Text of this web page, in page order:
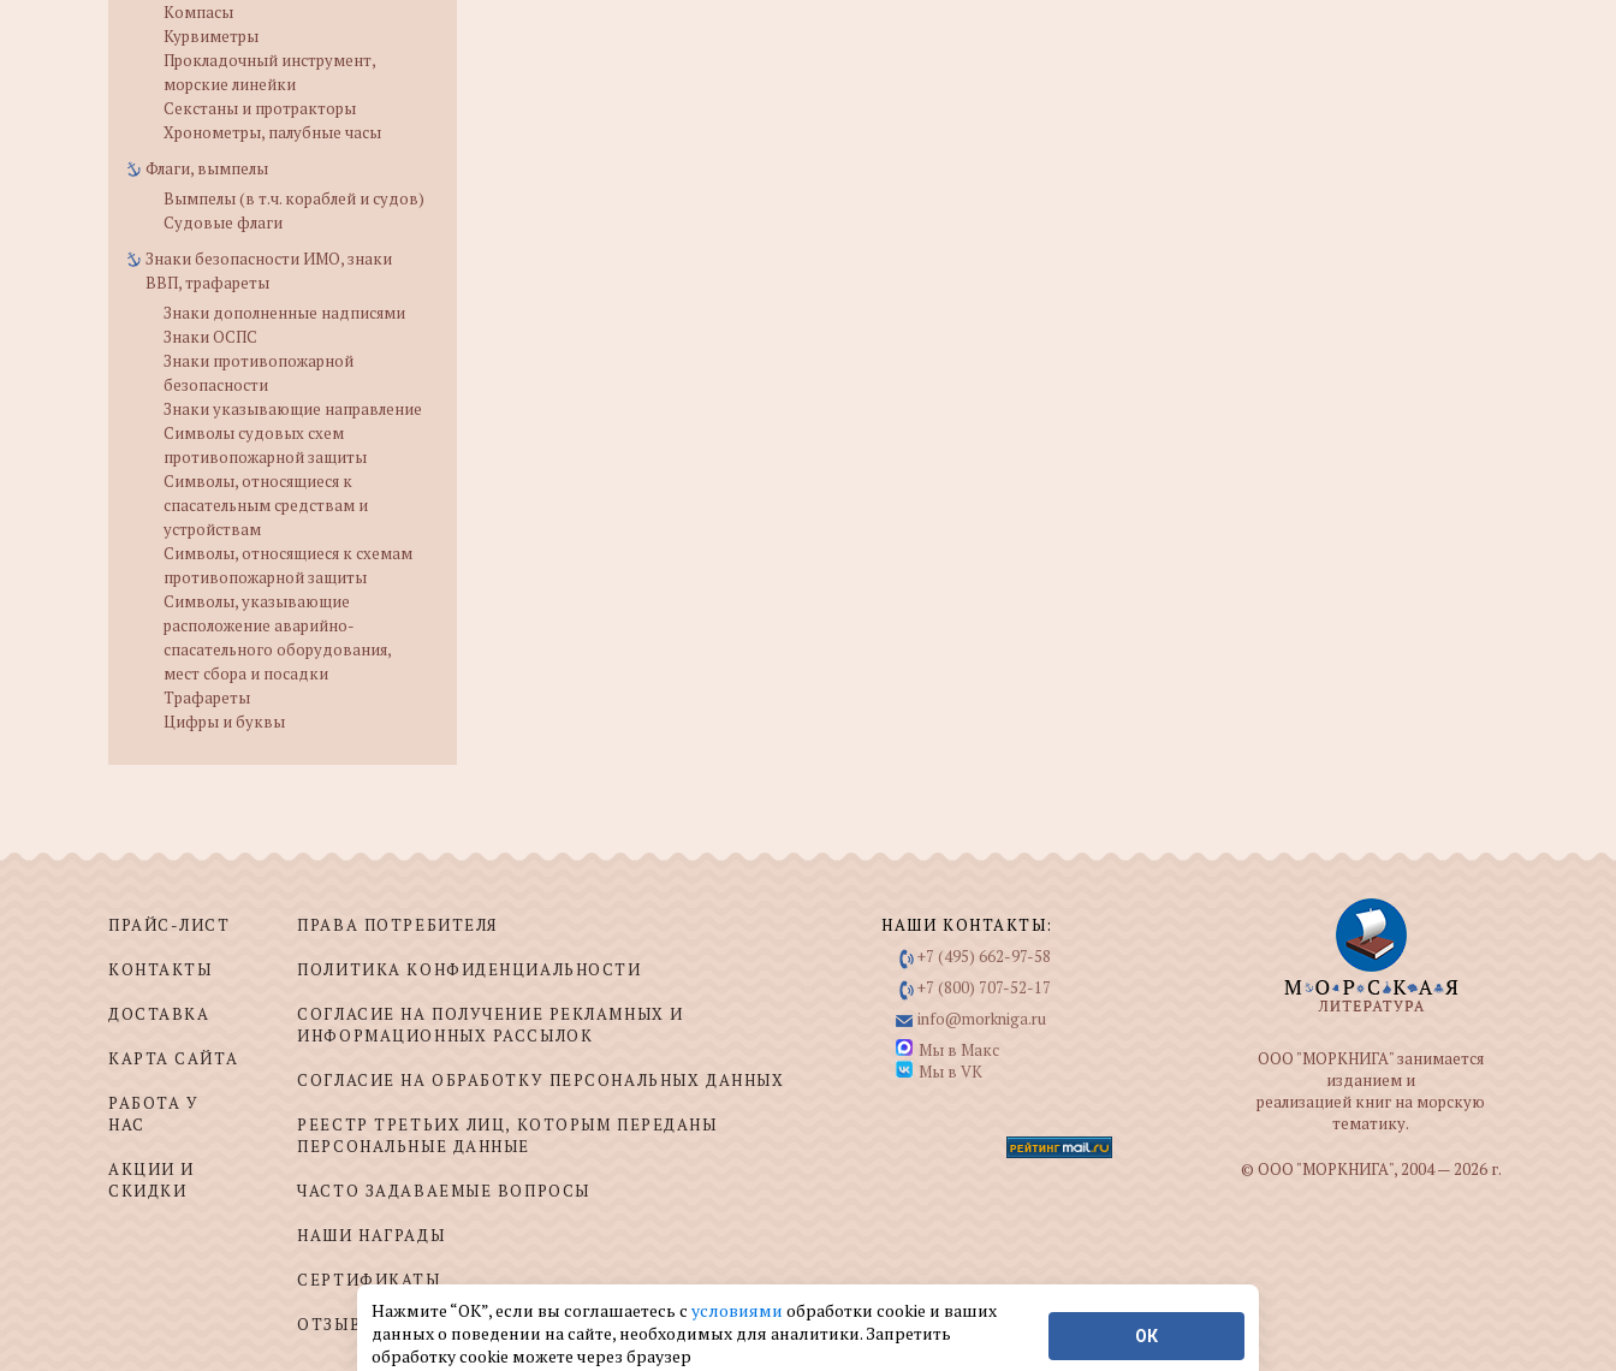
Компасы
Курвиметры
Прокладочный инструмент,
морские линейки
Секстаны и протракторы
Хронометры, палубные часы
Флаги, вымпелы
Вымпелы (в т.ч. кораблей и судов)
Судовые флаги
Знаки безопасности ИМО, знаки
ВВП, трафареты
Знаки дополненные надписями
Знаки ОСПС
Знаки противопожарной
безопасности
Знаки указывающие направление
Символы судовых схем
противопожарной защиты
Символы, относящиеся к
спасательным средствам и
устройствам
Символы, относящиеся к схемам
противопожарной защиты
Символы, указывающие
расположение аварийно-
спасательного оборудования,
мест сбора и посадки
Трафареты
Цифры и буквы
ПРАЙС-ЛИСТ
КОНТАКТЫ
ДОСТАВКА
КАРТА САЙТА
РАБОТА У
НАС
АКЦИИ И
СКИДКИ
ПРАВА ПОТРЕБИТЕЛЯ
ПОЛИТИКА КОНФИДЕНЦИАЛЬНОСТИ
СОГЛАСИЕ НА ПОЛУЧЕНИЕ РЕКЛАМНЫХ И
ИНФОРМАЦИОННЫХ РАССЫЛОК
СОГЛАСИЕ НА ОБРАБОТКУ ПЕРСОНАЛЬНЫХ ДАННЫХ
РЕЕСТР ТРЕТЬИХ ЛИЦ, КОТОРЫМ ПЕРЕДАНЫ
ПЕРСОНАЛЬНЫЕ ДАННЫЕ
ЧАСТО ЗАДАВАЕМЫЕ ВОПРОСЫ
НАШИ НАГРАДЫ
СЕРТИФИКАТЫ
ОТЗЫВЫ И ПОЖЕЛАНИЯ
НАШИ КОНТАКТЫ:
+7 (495) 662-97-58
+7 (800) 707-52-17
info@morkniga.ru
Мы в Макс
Мы в VK
ООО "МОРКНИГА" занимается
изданием и
реализацией книг на морскую
тематику.
© ООО "МОРКНИГА", 2004 — 2026 г.
Нажмите “ОК”, если вы соглашаетесь с условиями обработки cookie и ваших
данных о поведении на сайте, необходимых для аналитики. Запретить
обработку cookie можете через браузер
ОК